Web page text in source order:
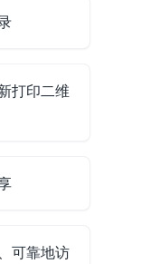
打印二维
可靠地访